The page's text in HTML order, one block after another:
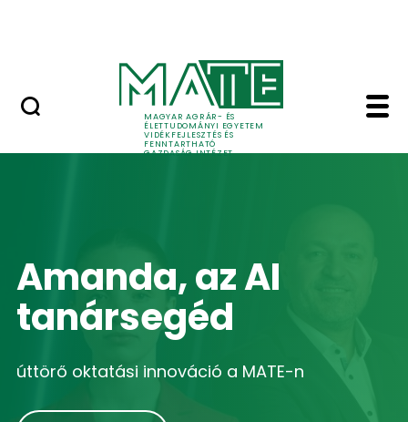
MAGYAR AGRÁR- ÉS
ÉLETTUDOMÁNYI EGYETEM
VIDÉKFEJLESZTÉS ÉS
FENNTARTHATÓ
GAZDASÁG INTÉZET
Home -
Amanda, az AI
tanársegéd
úttörő oktatási innováció a MATE-n